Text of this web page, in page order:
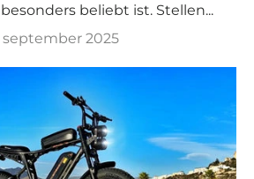
beliebt ist. Stellen...
september 2025